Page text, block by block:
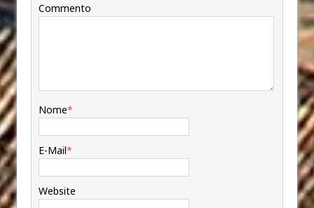
Commento
Nome*
E-Mail*
Website